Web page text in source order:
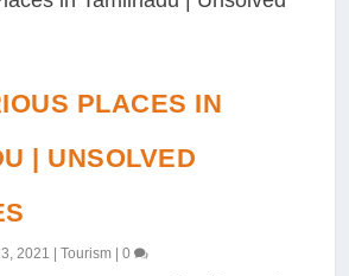
PLACES IN
| UNSOLVED
2021 |Tourism |0